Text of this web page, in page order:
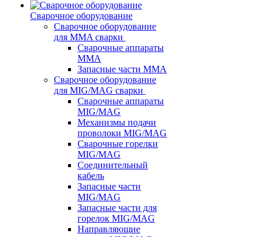
Сварочное оборудование
Сварочное оборудование
для MMA сварки
Сварочные аппараты
MMA
Запасные части MMA
Сварочное оборудование
для MIG/MAG сварки
Сварочные аппараты
MIG/MAG
Механизмы подачи
проволоки MIG/MAG
Сварочные горелки
MIG/MAG
Соединительный
кабель
Запасные части
MIG/MAG
Запасные части для
горелок MIG/MAG
Направляющие